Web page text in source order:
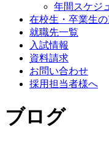
年間スケジ
在校生・卒業生
就職先一覧
入試情報
資料請求
お問い合わせ
採用担当者様へ
ブログ